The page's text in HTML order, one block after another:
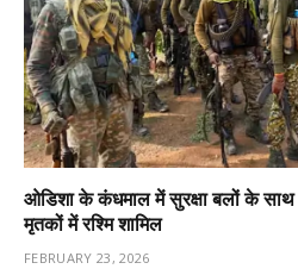
ओडिशा के कंधमाल में सुरक्षा बलों के साथ
मृतकों में रश्मि शामिल
FEBRUARY 23, 2026